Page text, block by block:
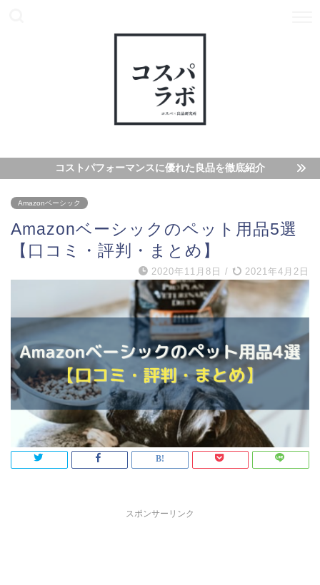
コストパフォーマンスに優れた良品を徹底紹介
Amazonベーシック
Amazonベーシックのペット用品5選
【口コミ・評判・まとめ】
2020年11月8日 / 2021年4月2日
スポンサーリンク